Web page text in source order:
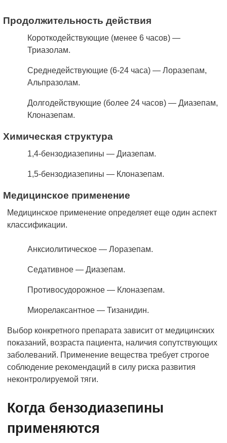
Продолжительность действия
Короткодействующие (менее 6 часов) —
Триазолам.
Среднедействующие (6-24 часа) — Лоразепам,
Альпразолам.
Долгодействующие (более 24 часов) — Диазепам,
Клоназепам.
Химическая структура
1,4-бензодиазепины — Диазепам.
1,5-бензодиазепины — Клоназепам.
Медицинское применение
Медицинское применение определяет еще один аспект
классификации.
Анксиолитическое — Лоразепам.
Седативное — Диазепам.
Противосудорожное — Клоназепам.
Миорелаксантное — Тизанидин.
Выбор конкретного препарата зависит от медицинских
показаний, возраста пациента, наличия сопутствующих
заболеваний. Применение вещества требует строгое
соблюдение рекомендаций в силу риска развития
неконтролируемой тяги.
Когда бензодиазепины
применяются